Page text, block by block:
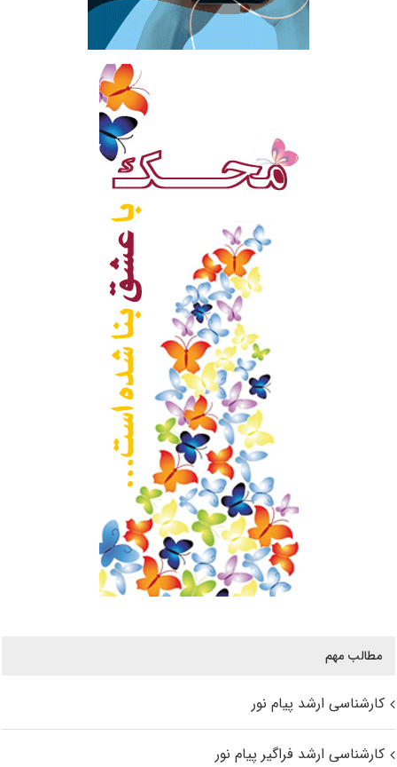
مطالب مهم
کارشناسی ارشد پیام نور
کارشناسی ارشد فراگیر پیام نور